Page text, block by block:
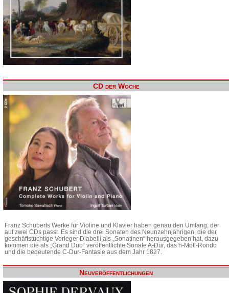
CD der Woche
Franz Schuberts Werke für Violine und Klavier haben genau den Umfang, der
auf zwei CDs passt. Es sind die drei Sonaten des Neunzehnjährigen, die der
geschäftstüchtige Verleger Diabelli als „Sonatinen“ herausgegeben hat, dazu
kommen die als „Grand Duo“ veröffentlichte Sonate A-Dur, das h-Moll-Rondo
und die bedeutende C-Dur-Fantasie aus dem Jahr 1827.
Neuveröffentlichungen